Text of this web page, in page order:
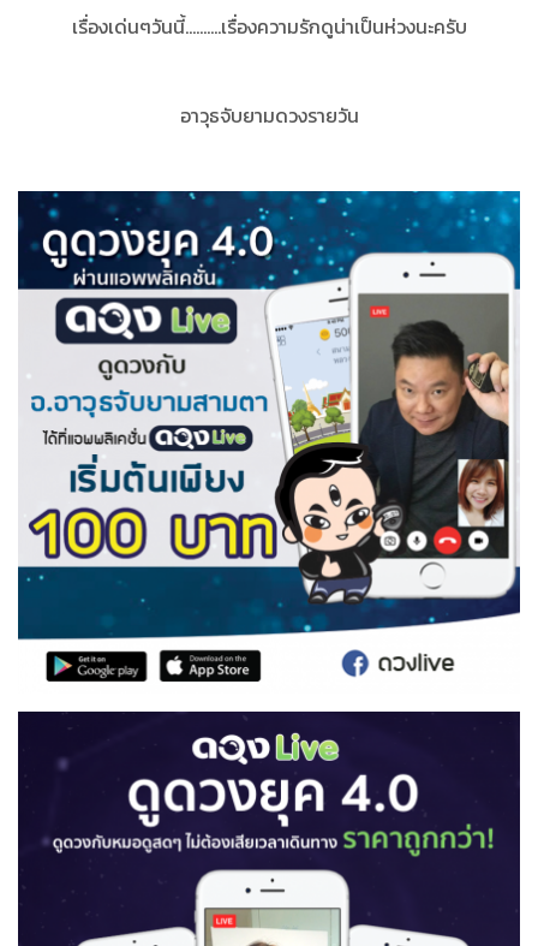
เรื่องเด่นๆวันนี้..........เรื่องความรักดูน่าเป็นห่วงนะครับ
อาวุธจับยามดวงรายวัน